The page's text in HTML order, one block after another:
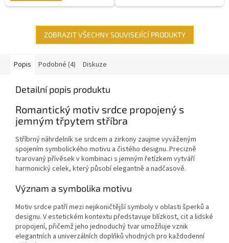
ZOBRAZIT VŠECHNY SOUVISEJÍCÍ PRODUKTY
Popis Podobné (4) Diskuze
Detailní popis produktu
Romantický motiv srdce propojený s
jemným třpytem stříbra
Stříbrný náhrdelník se srdcem a zirkony zaujme vyváženým
spojením symbolického motivu a čistého designu. Precizně
tvarovaný přívěsek v kombinaci s jemným řetízkem vytváří
harmonický celek, který působí elegantně a nadčasově.
Význam a symbolika motivu
Motiv srdce patří mezi nejikoničtější symboly v oblasti šperků a
designu. V estetickém kontextu představuje blízkost, cit a lidské
propojení, přičemž jeho jednoduchý tvar umožňuje vznik
elegantních a univerzálních doplňků vhodných pro každodenní